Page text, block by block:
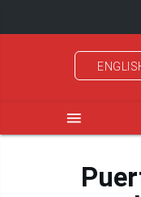
menu